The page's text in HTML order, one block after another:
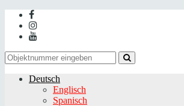
Deutsch
Englisch
Spanisch